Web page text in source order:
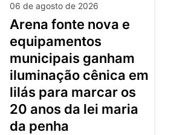
06 de agosto de 2026
arena fonte nova e
equipamentos
municipais ganham
iluminação cênica em
lilás para marcar os
20 anos da lei maria
da penha